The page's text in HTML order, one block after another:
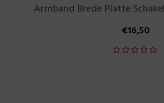
Armband Brede Platte
€16,50